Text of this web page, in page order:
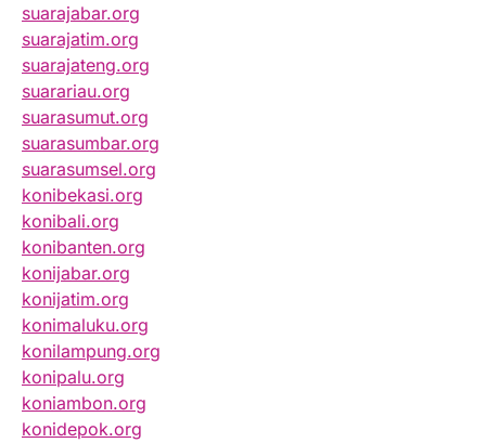
suarajabar.org
suarajatim.org
suarajateng.org
suarariau.org
suarasumut.org
suarasumbar.org
suarasumsel.org
konibekasi.org
konibali.org
konibanten.org
konijabar.org
konijatim.org
konimaluku.org
konilampung.org
konipalu.org
koniambon.org
konidepok.org